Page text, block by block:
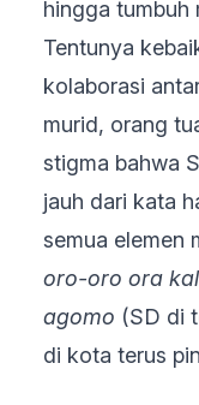
hingga tumbuh
Tentunya
kolaborasi
murid, orang
stigma bahwa
jauh dari kata
semua elemen
oro-oro ora
agomo (SD di
di kota terus